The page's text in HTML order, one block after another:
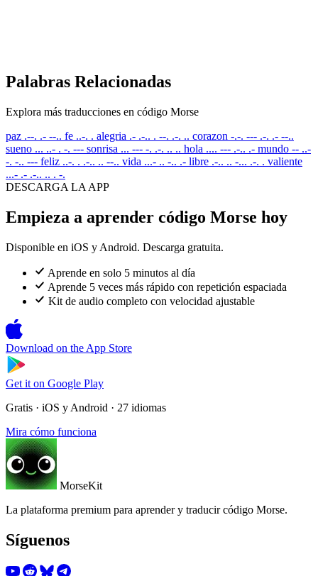
Palabras Relacionadas
Explora más traducciones en código Morse
paz .--. .- --.. fe ..-. . alegria .- .-.. . --. .-. .. corazon -.-. --- .-. .- --..
sueno ... ..- . -. --- sonrisa ... --- -. .-. .. .. hola .... --- .-.. .- mundo -- ..-
-. -.. --- feliz ..-. . .-.. .. --.. vida ...- .. -.. .- libre .-.. .. -... .-. . valiente
...- .- .-.. .. . -.
DESCARGA LA APP
Empieza a aprender código Morse hoy
Disponible en iOS y Android. Descarga gratuita.
Aprende en solo 5 minutos al día
Aprende 5 veces más rápido con repetición espaciada
Kit de audio completo con velocidad ajustable
Download on the App Store
Get it on Google Play
Gratis · iOS y Android · 27 idiomas
Mira cómo funciona
MorseKit
La plataforma premium para aprender y traducir código Morse.
Síguenos